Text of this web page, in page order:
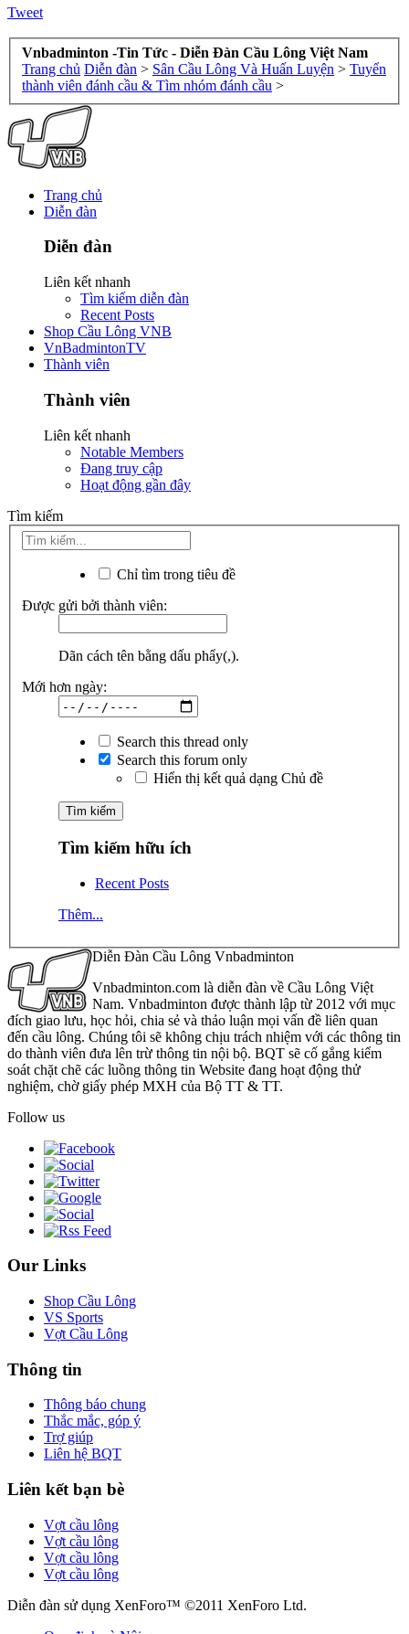
Tweet
Vnbadminton -Tin Tức - Diễn Đàn Cầu Lông Việt Nam
Trang chủ Diễn đàn > Sân Cầu Lông Và Huấn Luyện > Tuyển
thành viên đánh cầu & Tìm nhóm đánh cầu >
Trang chủ
Diễn đàn
Diễn đàn
Liên kết nhanh
Tìm kiếm diễn đàn
Recent Posts
Shop Cầu Lông VNB
VnBadmintonTV
Thành viên
Thành viên
Liên kết nhanh
Notable Members
Đang truy cập
Hoạt động gần đây
Tìm kiếm
Chỉ tìm trong tiêu đề
Được gửi bởi thành viên:
Dãn cách tên bằng dấu phẩy(,).
Mới hơn ngày:
Search this thread only
Search this forum only
Hiển thị kết quả dạng Chủ đề
Tìm kiếm hữu ích
Recent Posts
Thêm...
Diễn Đàn Cầu Lông Vnbadminton
Vnbadminton.com là diễn đàn về Cầu Lông Việt
Nam. Vnbadminton được thành lập từ 2012 với mục
đích giao lưu, học hỏi, chia sẻ và thảo luận mọi vấn đề liên quan
đến cầu lông. Chúng tôi sẽ không chịu trách nhiệm với các thông tin
do thành viên đưa lên trừ thông tin nội bộ. BQT sẽ cố gắng kiểm
soát chặt chẽ các luồng thông tin Website đang hoạt động thử
nghiệm, chờ giấy phép MXH của Bộ TT & TT.
Follow us
Our Links
Shop Cầu Lông
VS Sports
Vợt Cầu Lông
Thông tin
Thông báo chung
Thắc mắc, góp ý
Trợ giúp
Liên hệ BQT
Liên kết bạn bè
Vợt cầu lông
Vợt cầu lông
Vợt cầu lông
Vợt cầu lông
Diễn đàn sử dụng XenForo™ ©2011 XenForo Ltd.